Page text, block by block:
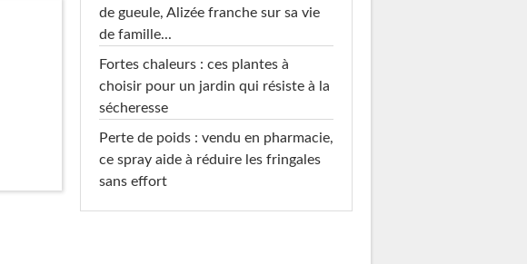
de gueule, Alizée franche sur sa vie
de famille...
Fortes chaleurs : ces plantes à
choisir pour un jardin qui résiste à la
sécheresse
Perte de poids : vendu en pharmacie,
ce spray aide à réduire les fringales
sans effort